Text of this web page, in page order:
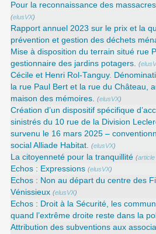
Pour la reconnaissance des
(elusVX)
Rapport annuel 2023 sur le prix et la
prévention et gestion des déchets
Mise à disposition du terrain situé rue
gestionnaire des jardins potagers. (
Cécile et Henri Rol-Tanguy.
la rue Paul Bert et la rue du Château,
maison des mémoires. (elusVX)
Création d’un dispositif spécifique
sinistrés du 10 rue de la Division
survenu le 16 mars 2025 –
social Alliade Habitat. (elusVX)
La citoyenneté pour la tranquillité (
Echos : Expressions (elusVX)
Echos : Non au départ du centre des
Vénissieux (elusVX)
Echos : Droit à la Sécurité, les
quand l’extrême droite reste dans la
Attribution des subventions aux